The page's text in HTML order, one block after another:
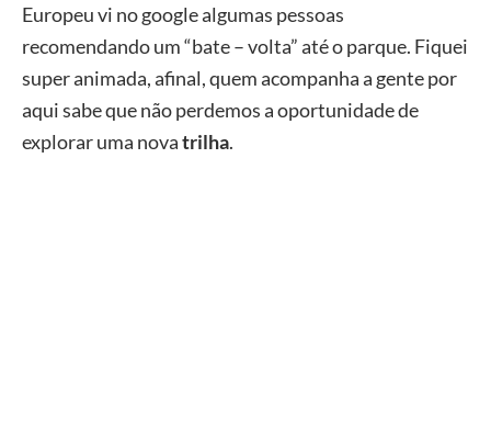
Europeu vi no google algumas pessoas
recomendando um “bate – volta” até o parque. Fiquei
super animada, afinal, quem acompanha a gente por
aqui sabe que não perdemos a oportunidade de
explorar uma novatrilha.